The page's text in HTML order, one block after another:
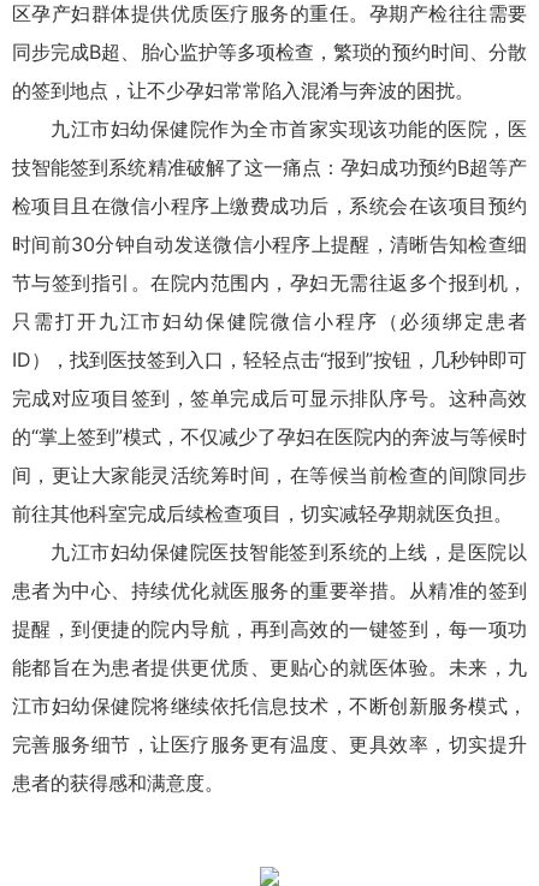
区孕产妇群体提供优质医疗服务的重任。孕期产检往往需要
同步完成B超、胎心监护等多项检查，繁琐的预约时间、分散
的签到地点，让不少孕妇常常陷入混淆与奔波的困扰。
九江市妇幼保健院作为全市首家实现该功能的医院，医
技智能签到系统精准破解了这一痛点：孕妇成功预约B超等产
检项目且在微信小程序上缴费成功后，系统会在该项目预约
时间前30分钟自动发送微信小程序上提醒，清晰告知检查细
节与签到指引。在院内范围内，孕妇无需往返多个报到机，
只需打开九江市妇幼保健院微信小程序（必须绑定患者
ID），找到医技签到入口，轻轻点击“报到”按钮，几秒钟即可
完成对应项目签到，签单完成后可显示排队序号。这种高效
的“掌上签到”模式，不仅减少了孕妇在医院内的奔波与等候时
间，更让大家能灵活统筹时间，在等候当前检查的间隙同步
前往其他科室完成后续检查项目，切实减轻孕期就医负担。
九江市妇幼保健院医技智能签到系统的上线，是医院以
患者为中心、持续优化就医服务的重要举措。从精准的签到
提醒，到便捷的院内导航，再到高效的一键签到，每一项功
能都旨在为患者提供更优质、更贴心的就医体验。未来，九
江市妇幼保健院将继续依托信息技术，不断创新服务模式，
完善服务细节，让医疗服务更有温度、更具效率，切实提升
患者的获得感和满意度。